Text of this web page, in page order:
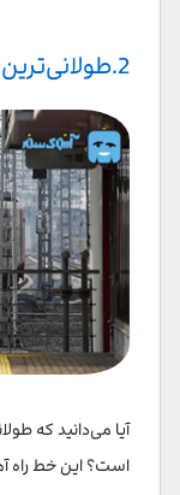
2.طولانی‌ترین راه آهن جهان
آیا می‌دانید که
است؟ این خط راه